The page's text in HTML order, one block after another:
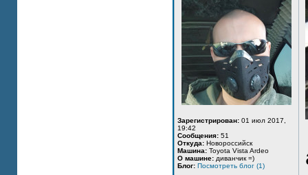
Зарегистрирован: 01 июл 2017,
19:42
Сообщения: 51
Откуда: Новороссийск
Машина: Toyota Vista Ardeo
О машине: диванчик =)
Блог: Посмотреть блог (1)